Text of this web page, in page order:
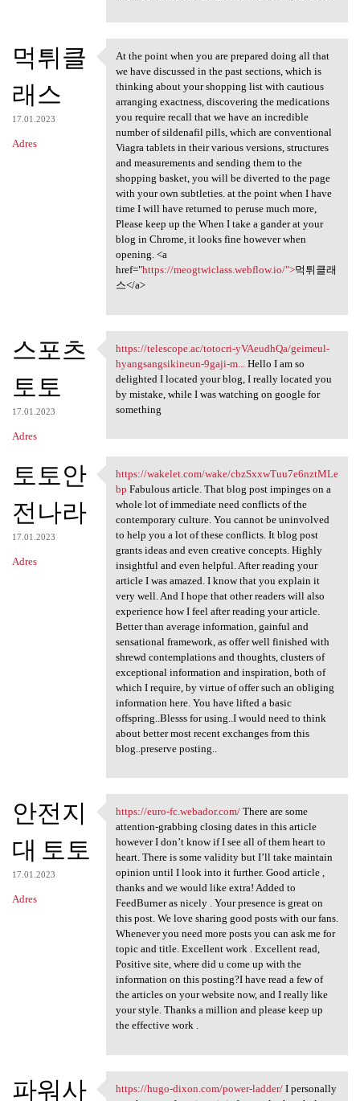
먹튀클
래스
17.01.2023
Adres
At the point when you are
At the point when you are prepared doing all that
we have discussed in the past sections, which is
thinking about your shopping list with cautious
arranging exactness, discovering the medications
you require recall that we have an incredible
number of sildenafil pills, which are conventional
Viagra tablets in their various versions, structures
and measurements and sending them to the
shopping basket, you will be diverted to the page
with your own subtleties. at the point when I have
time I will have returned to peruse much more,
Please keep up the When I take a gander at your
blog in Chrome, it looks fine however when
opening. <a
href="https://meogtwiclass.webflow.io/">먹튀클래
스</a>
스포츠
토토
17.01.2023
Adres
https://telescope.ac/totocri
https://telescope.ac/totocri-yVAeudhQa/geimeul-
hyangsangsikineun-9gaji-m...
Hello I am so
delighted I located your blog, I really located you
by mistake, while I was watching on google for
something
토토안
전나라
17.01.2023
Adres
https://wakelet.com/wake
https://wakelet.com/wake/cbzSxxwTuu7e6nztMLe
bp Fabulous article. That blog post impinges on a
whole lot of immediate need conflicts of the
contemporary culture. You cannot be uninvolved
to help you a lot of these conflicts. It blog post
grants ideas and even creative concepts. Highly
insightful and even helpful. After reading your
article I was amazed. I know that you explain it
very well. And I hope that other readers will also
experience how I feel after reading your article.
Better than average information, gainful and
sensational framework, as offer well finished with
shrewd contemplations and thoughts, clusters of
exceptional information and inspiration, both of
which I require, by virtue of offer such an obliging
information here. You have lifted a basic
offspring..Blesss for using..I would need to think
about better most recent exchanges from this
blog..preserve posting..
안전지
대 토토
17.01.2023
Adres
https://euro-fc.webador.com/
https://euro-fc.webador.com/There are some
attention-grabbing closing dates in this article
however I don’t know if I see all of them heart to
heart. There is some validity but I’ll take maintain
opinion until I look into it further. Good article ,
thanks and we would like extra! Added to
FeedBurner as nicely . Your presence is great on
this post. We love sharing good posts with our fans.
Whenever you need more posts you can ask me for
topic and title. Excellent work . Excellent read,
Positive site, where did u come up with the
information on this posting?I have read a few of
the articles on your website now, and I really like
your style. Thanks a million and please keep up
the effective work .
파워사 https://hugo-dixon.com/power-ladder/I personally